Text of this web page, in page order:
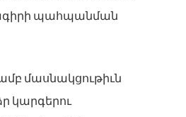
պահպանման
մասնակցութիւն
կարգերու